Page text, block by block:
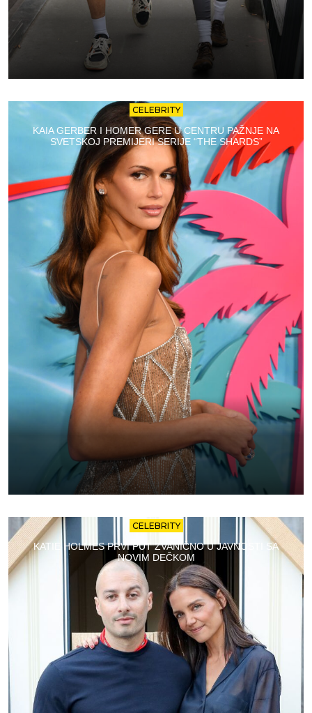
CELEBRITY
KAIA GERBER I HOMER GERE U CENTRU PAŽNJE NA
SVETSKOJ PREMIJERI SERIJE “THE SHARDS”
CELEBRITY
KATIE HOLMES PRVI PUT ZVANIČNO U JAVNOSTI SA
NOVIM DEČKOM